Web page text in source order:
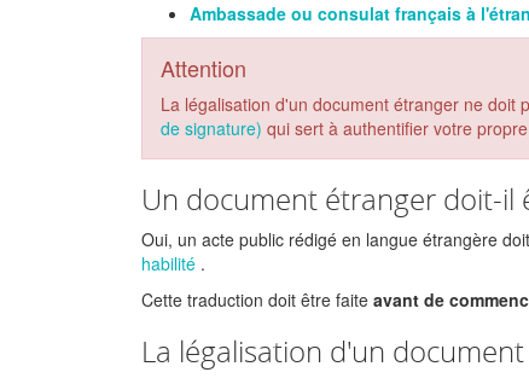
Ambassade ou consulat français à
Attention
La légalisation d'un document étranger ne doit
de signature) qui sert à authentifier votre
Un document étranger doit-il
Oui, un acte public rédigé en langue étrangère
habilité .
Cette traduction doit être faite avant de
La légalisation d'un